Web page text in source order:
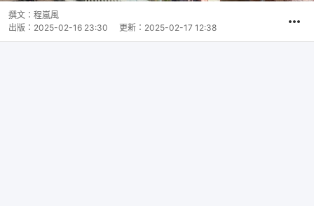
撰文： 程嵐風
出版： 2025-02-16 23:30 更新： 2025-02-17 12:38